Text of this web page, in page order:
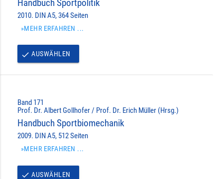
Handbuch Sportpolitik
2010. DIN A5, 364 Seiten
»MEHR ERFAHREN ...
done AUSWÄHLEN
Band 171
Prof. Dr. Albert Gollhofer / Prof. Dr. Erich Müller (Hrsg.)
Handbuch Sportbiomechanik
2009. DIN A5, 512 Seiten
»MEHR ERFAHREN ...
done AUSWÄHLEN